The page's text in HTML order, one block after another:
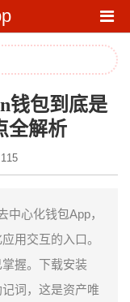
钱包到底是
全解析
中心化钱包App，
用交互的入口。
握。下载安装
词，这是资产唯